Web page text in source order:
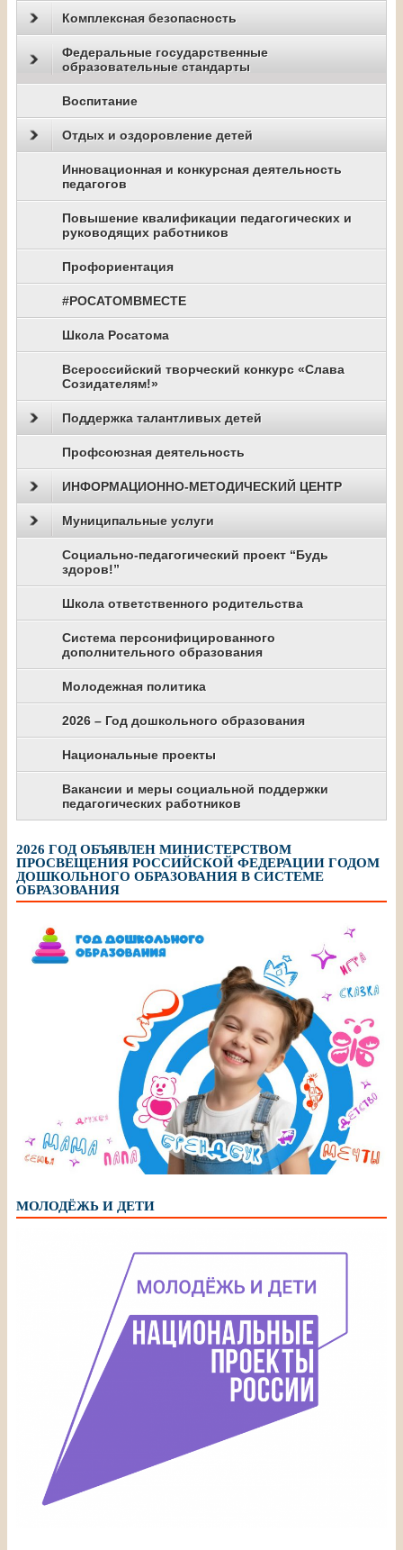
Комплексная безопасность
Федеральные государственные
образовательные стандарты
Воспитание
Отдых и оздоровление детей
Инновационная и конкурсная деятельность
педагогов
Повышение квалификации педагогических и
руководящих работников
Профориентация
#РОСАТОМВМЕСТЕ
Школа Росатома
Всероссийский творческий конкурс «Слава
Созидателям!»
Поддержка талантливых детей
Профсоюзная деятельность
ИНФОРМАЦИОННО-МЕТОДИЧЕСКИЙ ЦЕНТР
Муниципальные услуги
Социально-педагогический проект “Будь
здоров!”
Школа ответственного родительства
Система персонифицированного
дополнительного образования
Молодежная политика
2026 – Год дошкольного образования
Национальные проекты
Вакансии и меры социальной поддержки
педагогических работников
2026 ГОД ОБЪЯВЛЕН МИНИСТЕРСТВОМ
ПРОСВЕЩЕНИЯ РОССИЙСКОЙ ФЕДЕРАЦИИ ГОДОМ
ДОШКОЛЬНОГО ОБРАЗОВАНИЯ В СИСТЕМЕ
ОБРАЗОВАНИЯ
МОЛОДЁЖЬ И ДЕТИ